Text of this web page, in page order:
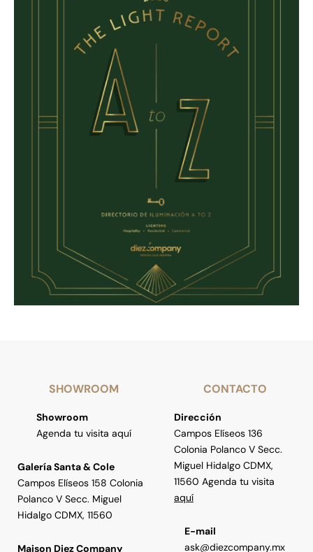
SHOWROOM
Showroom
Agenda tu visita aquí
Galería Santa & Cole
Campos Elíseos 158 Colonia
Polanco V Secc. Miguel
Hidalgo CDMX, 11560
Maison Diez Company
CONTACTO
Dirección
Campos Elíseos 136
Colonia Polanco V Secc.
Miguel Hidalgo CDMX,
11560 Agenda tu visita
aquí
E-mail
ask@diezcompany.mx